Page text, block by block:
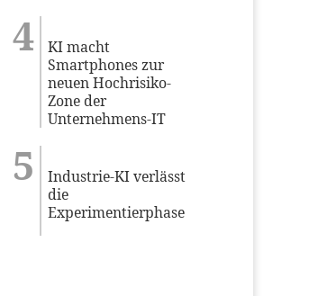
KI macht
Smartphones zur
neuen Hochrisiko-
Zone der
Unternehmens-IT
Industrie-KI verlässt
die
Experimentierphase